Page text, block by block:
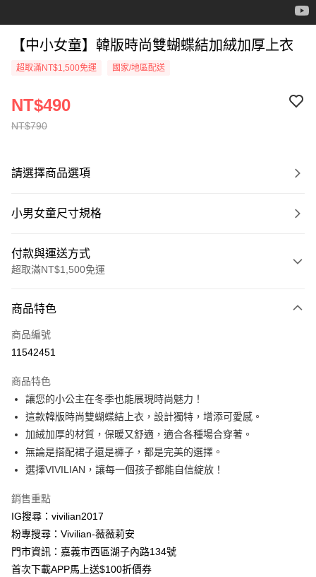
【中小女童】韓版時尚雙蝴蝶結加絨加厚上衣
超取滿NT$1,500免運 國家/地區配送
NT$790
NT$490
請選擇商品選項
小男女童尺寸規格
付款與運送方式
超取滿NT$1,500免運
信用卡一次付款
信用卡分期付款
合作金庫商業銀行
華南商業銀行
彰化商業銀行
上海商業儲蓄銀行
台北富邦商業銀行
國泰世華商業銀行
兆豐國際商業銀行
臺灣中小企業銀行
台中商業銀行
匯豐（台灣）商業銀行
華泰商業銀行
聯邦商業銀行
遠東國際商業銀行
元大商業銀行
台新國際商業銀行
台灣樂天信用卡公司
超商取貨付款
LINE Pay
Apple Pay
街口支付
悠遊付
Google Pay
大哥付你分期
相關說明
商品特色
商品編號
11542451
商品特色
讓您的小公主在冬季也能展現時尚魅力！
這款韓版時尚雙蝴蝶結上衣，設計獨特，增添可愛感。
加絨加厚的材質，保暖又舒適，適合各種場合穿著。
無論是搭配裙子還是褲子，都是完美的選擇。
選擇VIVILIAN，讓每一個孩子都能自信綻放！
銷售重點
IG搜尋：vivilian2017
粉專搜尋：Vivilian-薇薇莉安
門市資訊：嘉義市西區湖子內路134號
首次下載APP馬上送$100折價券